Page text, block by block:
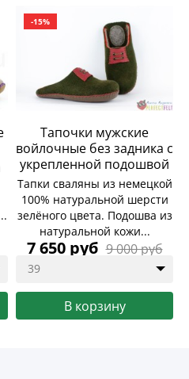
-15%
Тапочки мужские
войлочные без задника с
укрепленной подошвой
Тапки сваляны из немецкой
100% натуральной шерсти
зелёного цвета. Подошва из
натуральной кожи...
7 650 руб 9 000 руб
39
В корзину
6 961 руб
Купить